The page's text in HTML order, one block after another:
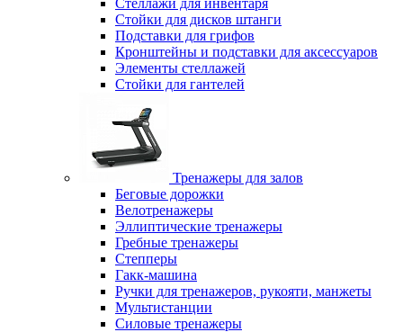
Стеллажи для инвентаря
Стойки для дисков штанги
Подставки для грифов
Кронштейны и подставки для аксессуаров
Элементы стеллажей
Стойки для гантелей
Тренажеры для залов
Беговые дорожки
Велотренажеры
Эллиптические тренажеры
Гребные тренажеры
Степперы
Гакк-машина
Ручки для тренажеров, рукояти, манжеты
Мультистанции
Силовые тренажеры